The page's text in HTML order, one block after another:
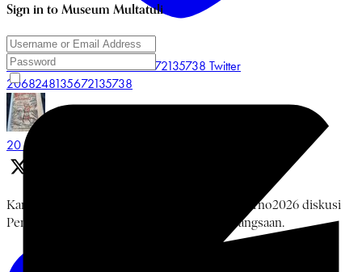
Like on Twitter 2068248135672135738 Twitter
2068248135672135738
20 Jun
Kamis, 18 Juni 2026 rangkaian #BulanBungKarno2026 diskusi
Pemikiran Bung Karno, NU, dan Islam Kebangsaan.
Sign in to Museum Multatuli